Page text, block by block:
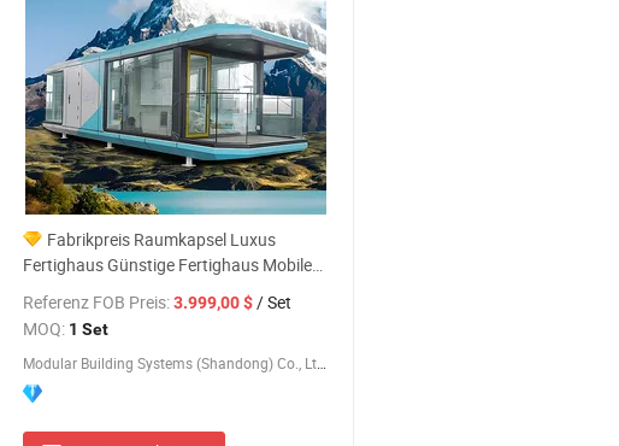
Fabrikpreis Raumkapsel Luxus
Fertighaus Günstige Fertighaus Mobile
Container Fertighaus Stahl Fertighaus
Villen mit Innendekoration
Referenz FOB Preis:3.999,00 $/ Set
MOQ: 1 Set
Modular Building Systems (Shandong) Co., Ltd.